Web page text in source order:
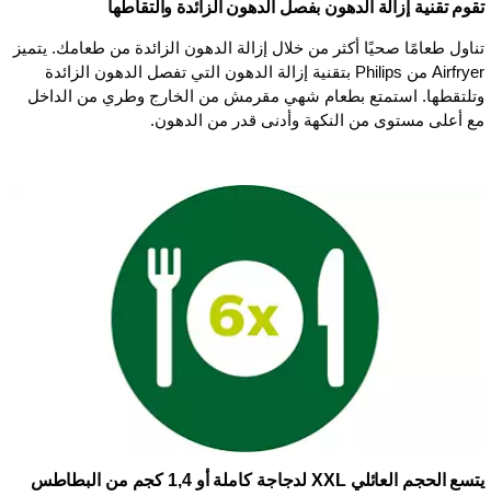
تقوم تقنية إزالة الدهون بفصل الدهون الزائدة والتقاطها
تناول طعامًا صحيًا أكثر من خلال إزالة الدهون الزائدة من طعامك. يتميز
Airfryer من Philips بتقنية إزالة الدهون التي تفصل الدهون الزائدة
وتلتقطها. استمتع بطعام شهي مقرمش من الخارج وطري من الداخل
مع أعلى مستوى من النكهة وأدنى قدر من الدهون.
يتسع الحجم العائلي XXL لدجاجة كاملة أو 1,4 كجم من البطاطس